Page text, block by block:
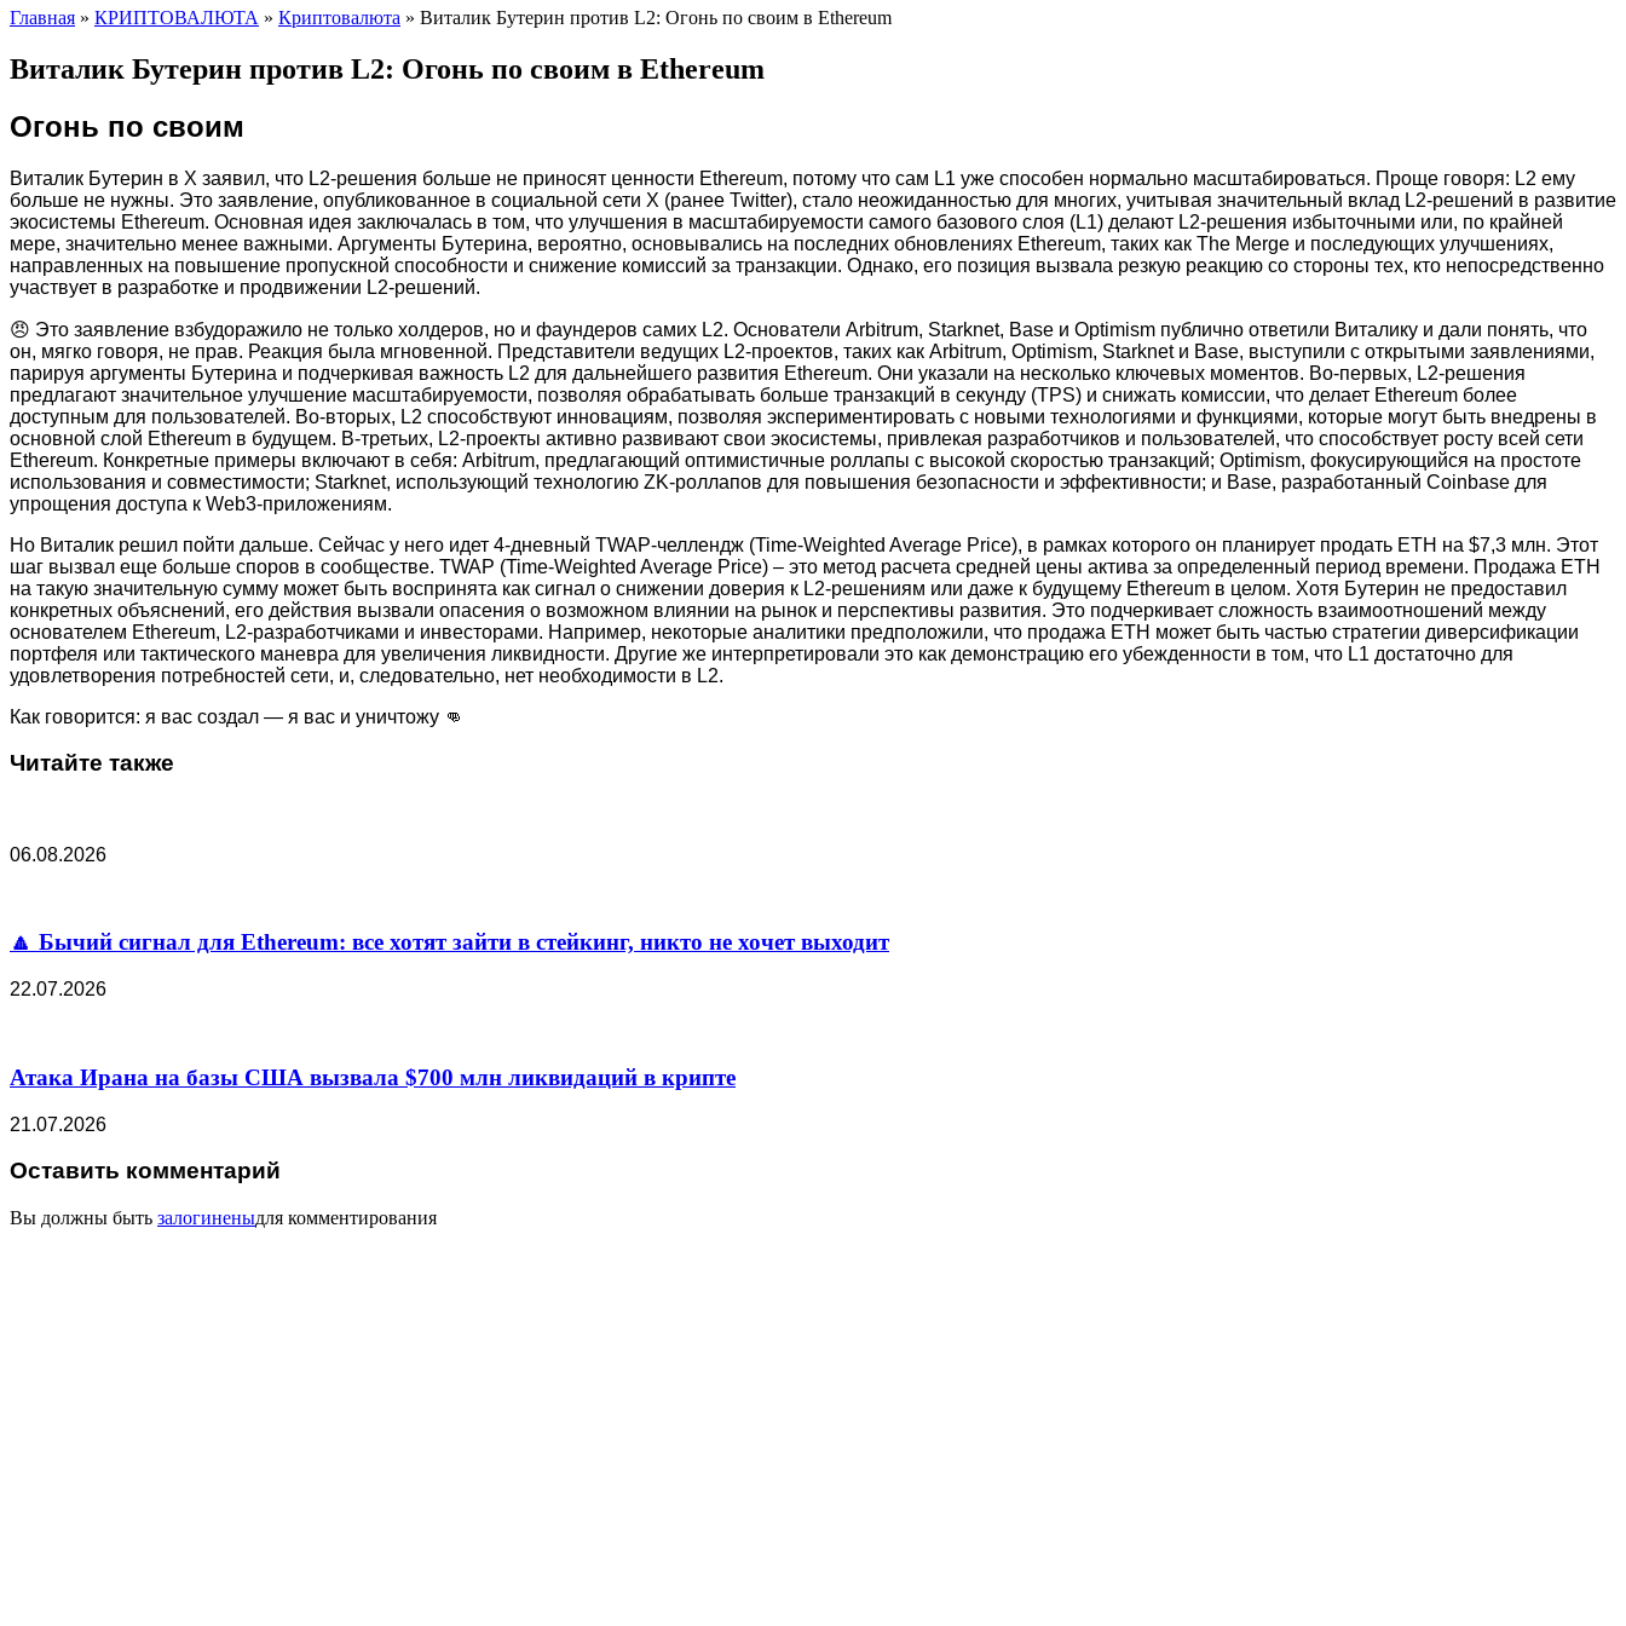
Главная » КРИПТОВАЛЮТА » Криптовалюта » Виталик Бутерин против L2: Огонь по своим в Ethereum
Виталик Бутерин против L2: Огонь по своим в Ethereum
Огонь по своим
Виталик Бутерин в X заявил, что L2-решения больше не приносят ценности Ethereum, потому что сам L1 уже способен нормально масштабироваться. Проще говоря: L2 ему
больше не нужны. Это заявление, опубликованное в социальной сети X (ранее Twitter), стало неожиданностью для многих, учитывая значительный вклад L2-решений в развитие
экосистемы Ethereum. Основная идея заключалась в том, что улучшения в масштабируемости самого базового слоя (L1) делают L2-решения избыточными или, по крайней
мере, значительно менее важными. Аргументы Бутерина, вероятно, основывались на последних обновлениях Ethereum, таких как The Merge и последующих улучшениях,
направленных на повышение пропускной способности и снижение комиссий за транзакции. Однако, его позиция вызвала резкую реакцию со стороны тех, кто непосредственно
участвует в разработке и продвижении L2-решений.
😠 Это заявление взбудоражило не только холдеров, но и фаундеров самих L2. Основатели Arbitrum, Starknet, Base и Optimism публично ответили Виталику и дали понять, что
он, мягко говоря, не прав. Реакция была мгновенной. Представители ведущих L2-проектов, таких как Arbitrum, Optimism, Starknet и Base, выступили с открытыми заявлениями,
парируя аргументы Бутерина и подчеркивая важность L2 для дальнейшего развития Ethereum. Они указали на несколько ключевых моментов. Во-первых, L2-решения
предлагают значительное улучшение масштабируемости, позволяя обрабатывать больше транзакций в секунду (TPS) и снижать комиссии, что делает Ethereum более
доступным для пользователей. Во-вторых, L2 способствуют инновациям, позволяя экспериментировать с новыми технологиями и функциями, которые могут быть внедрены в
основной слой Ethereum в будущем. В-третьих, L2-проекты активно развивают свои экосистемы, привлекая разработчиков и пользователей, что способствует росту всей сети
Ethereum. Конкретные примеры включают в себя: Arbitrum, предлагающий оптимистичные роллапы с высокой скоростью транзакций; Optimism, фокусирующийся на простоте
использования и совместимости; Starknet, использующий технологию ZK-роллапов для повышения безопасности и эффективности; и Base, разработанный Coinbase для
упрощения доступа к Web3-приложениям.
Но Виталик решил пойти дальше. Сейчас у него идет 4-дневный TWAP-челлендж (Time-Weighted Average Price), в рамках которого он планирует продать ETH на $7,3 млн. Этот
шаг вызвал еще больше споров в сообществе. TWAP (Time-Weighted Average Price) – это метод расчета средней цены актива за определенный период времени. Продажа ETH
на такую значительную сумму может быть воспринята как сигнал о снижении доверия к L2-решениям или даже к будущему Ethereum в целом. Хотя Бутерин не предоставил
конкретных объяснений, его действия вызвали опасения о возможном влиянии на рынок и перспективы развития. Это подчеркивает сложность взаимоотношений между
основателем Ethereum, L2-разработчиками и инвесторами. Например, некоторые аналитики предположили, что продажа ETH может быть частью стратегии диверсификации
портфеля или тактического маневра для увеличения ликвидности. Другие же интерпретировали это как демонстрацию его убежденности в том, что L1 достаточно для
удовлетворения потребностей сети, и, следовательно, нет необходимости в L2.
Как говорится: я вас создал — я вас и уничтожу 👊
Читайте также
06.08.2026
🔼 Бычий сигнал для Ethereum: все хотят зайти в стейкинг, никто не хочет выходит
22.07.2026
Атака Ирана на базы США вызвала $700 млн ликвидаций в крипте
21.07.2026
Оставить комментарий
Вы должны быть залогиненыдля комментирования